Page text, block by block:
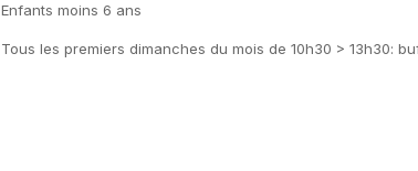
Enfants moins 6 ans
Tous les premiers dimanches du mois de 10h30 > 13h30: